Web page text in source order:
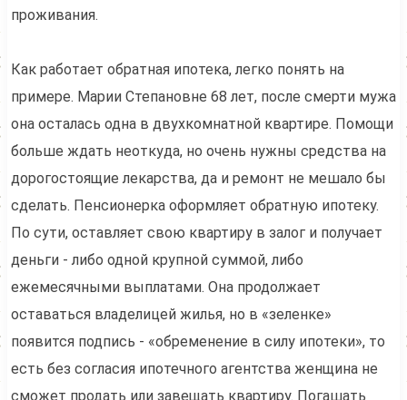
проживания.
Как работает обратная ипотека, легко понять на
примере. Марии Степановне 68 лет, после смерти мужа
она осталась одна в двухкомнатной квартире. Помощи
больше ждать неоткуда, но очень нужны средства на
дорогостоящие лекарства, да и ремонт не мешало бы
сделать. Пенсионерка оформляет обратную ипотеку.
По сути, оставляет свою квартиру в залог и получает
деньги - либо одной крупной суммой, либо
ежемесячными выплатами. Она продолжает
оставаться владелицей жилья, но в «зеленке»
появится подпись - «обременение в силу ипотеки», то
есть без согласия ипотечного агентства женщина не
сможет продать или завещать квартиру. Погашать